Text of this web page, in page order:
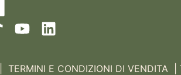
TERMINI E CONDIZIONI DI VENDITA |